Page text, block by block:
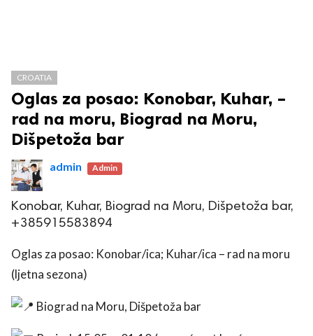
CROATIA
Oglas za posao: Konobar, Kuhar, –
rad na moru, Biograd na Moru,
Dišpetoža bar
admin Admin
Konobar, Kuhar, Biograd na Moru, Dišpetoža bar,
+385915583894
Oglas za posao: Konobar/ica; Kuhar/ica – rad na moru
(ljetna sezona)
Biograd na Moru, Dišpetoža bar